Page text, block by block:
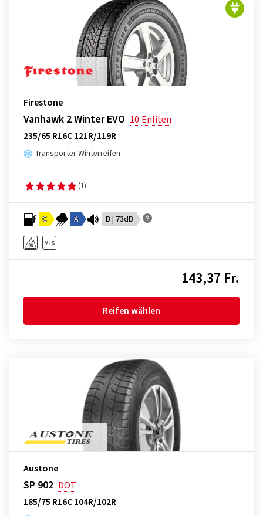
Firestone
Vanhawk 2 Winter EVO 10 Enliten
235/65 R16C 121R/119R
Transporter Winterreifen
(1)
C A B | 73dB
143,37 Fr.
Reifen wählen
Austone
SP 902 DOT
185/75 R16C 104R/102R